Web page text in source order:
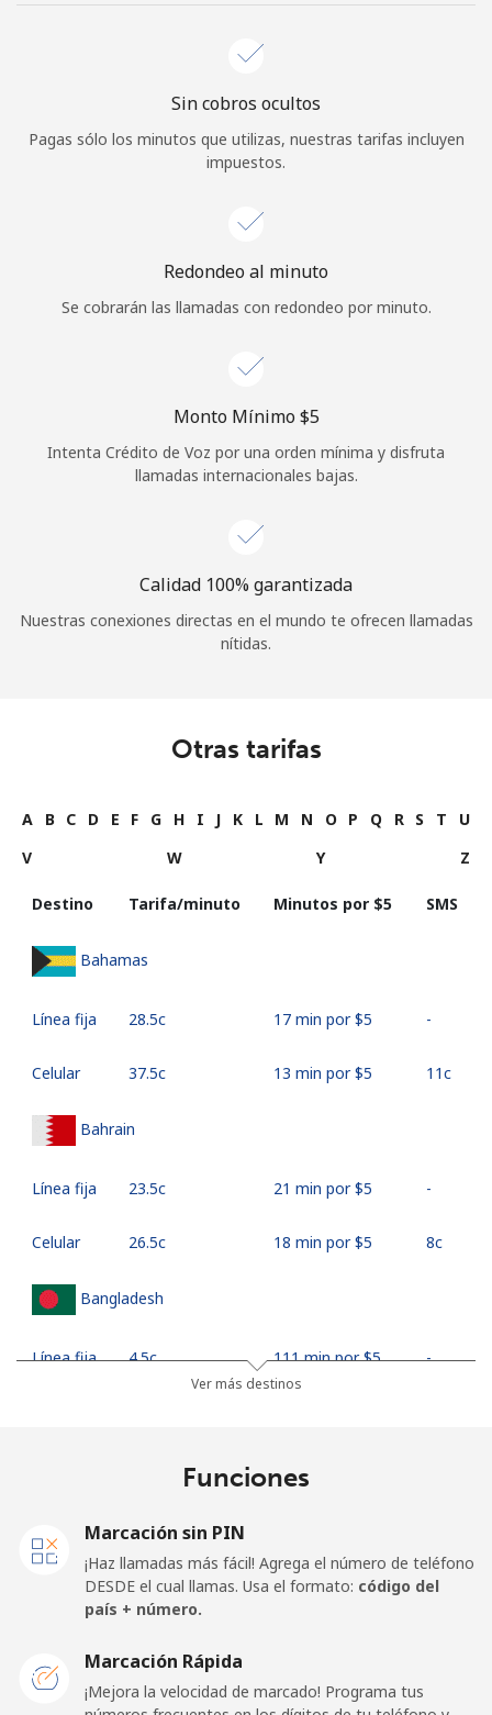
Iniciar Sesión
Continuar con
Sin cobros ocultos
Pagas sólo los minutos que utilizas, nuestras tarifas incluyen
impuestos.
Redondeo al minuto
Se cobrarán las llamadas con redondeo por minuto.
Monto Mínimo ⁦$5⁩
Intenta Crédito de Voz por una orden mínima y disfruta
llamadas internacionales bajas.
Calidad 100% garantizada
Nuestras conexiones directas en el mundo te ofrecen llamadas
nítidas.
Otras tarifas
A B C D E F G H I J K L M N O P Q R S T
U
V
W Y Z
Destino Tarifa/minuto Minutos por ⁦$5⁩ SMS
Bahamas
Línea fija ⁦28.5c⁩ 17 min por ⁦$5⁩ -
Celular ⁦37.5c⁩ 13 min por ⁦$5⁩ ⁦11c⁩
Bahrain
Línea fija ⁦23.5c⁩ 21 min por ⁦$5⁩ -
Celular ⁦26.5c⁩ 18 min por ⁦$5⁩ ⁦8c⁩
Bangladesh
Línea fija ⁦4.5c⁩ 111 min por ⁦$5⁩ -
Línea fija ⁦39.5c⁩
⁦44.9c⁩ 11 min por ⁦$5⁩ -
Línea fija ⁦77.5c⁩ 6 min por ⁦$5⁩
Ver más destinos
Funciones
Marcación sin PIN
¡Haz llamadas más fácil! Agrega el número de teléfono
DESDE el cual llamas. Usa el formato: código del
país + número.
Marcación Rápida
¡Mejora la velocidad de marcado! Programa tus